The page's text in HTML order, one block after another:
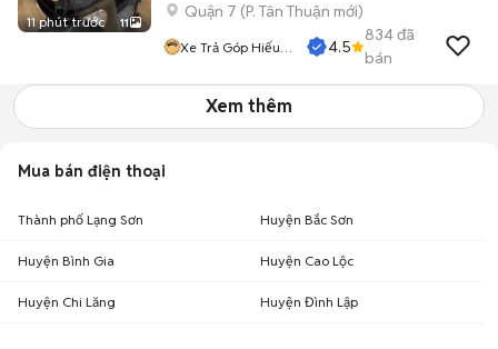
11 phút trước 11
Quận 7 (P. Tân Thuận mới)
Xe Trả Góp Hiếu
4.5
834đã
bán
Xem thêm
Mua bán điện thoại
Thành phố Lạng Sơn Huyện Bắc Sơn
Huyện Bình Gia Huyện Cao Lộc
Huyện Chi Lăng Huyện Đình Lập